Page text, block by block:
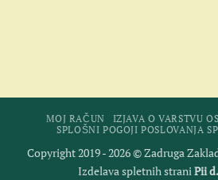
MOJ RAČUN
IZJAVA O VARSTVU
SPLOŠNI POGOJI POSLOVANJA
Copyright 2019 - 2026 © Zadruga
Izdelava spletnih straniPii